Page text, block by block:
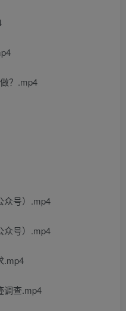
？.mp4
众号）.mp4
众号）.mp4
.mp4
调查.mp4